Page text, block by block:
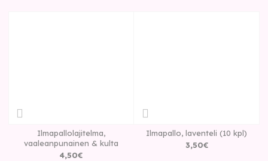
Ilmapallolajitelma,
vaaleanpunainen & kulta
4,50€
Ilmapallo, laventeli (10 kpl)
3,50€